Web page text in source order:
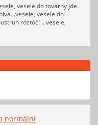
vesele do továrny jde.
vesele do
roztočí ...vesele,
normální